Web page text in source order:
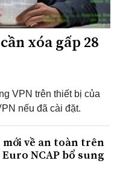
xóa gấp 28
VPN trên thiết bị của
nếu đã cài đặt.
mới về an toàn trên
NCAP bổ sung